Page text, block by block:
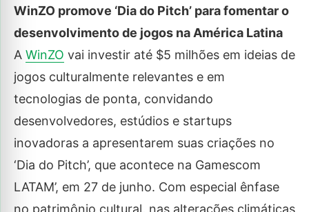
WinZO promove ‘Dia do Pitch’ para fomentar o
desenvolvimento de jogos na América Latina
A WinZO vai investir até $5 milhões em ideias de
jogos culturalmente relevantes e em
tecnologias de ponta, convidando
desenvolvedores, estúdios e startups
inovadoras a apresentarem suas criações no
‘Dia do Pitch’, que acontece na Gamescom
LATAM’, em 27 de junho. Com especial ênfase
no patrimônio cultural, nas alterações climáticas